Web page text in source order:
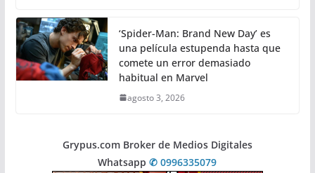
‘Spider-Man: Brand New Day’ es
una película estupenda hasta que
comete un error demasiado
habitual en Marvel
agosto 3, 2026
Grypus.com Broker de Medios Digitales
Whatsapp✆ 0996335079